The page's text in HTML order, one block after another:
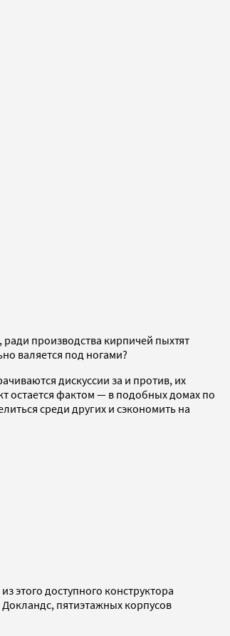
производства кирпичей пыхтят
валяется под ногами?
дискуссии за и против, их
остается фактом — в подобных домах по
среди других и сэкономить на
этого доступного конструктора
пятиэтажных корпусов